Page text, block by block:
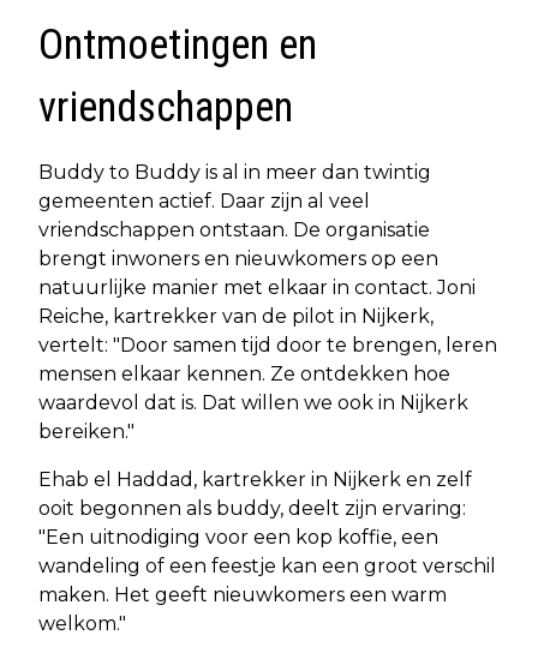
Ontmoetingen en
vriendschappen
Buddy to Buddy is al in meer dan twintig
gemeenten actief. Daar zijn al veel
vriendschappen ontstaan. De organisatie
brengt inwoners en nieuwkomers op een
natuurlijke manier met elkaar in contact. Joni
Reiche, kartrekker van de pilot in Nijkerk,
vertelt: "Door samen tijd door te brengen, leren
mensen elkaar kennen. Ze ontdekken hoe
waardevol dat is. Dat willen we ook in Nijkerk
bereiken."
Ehab el Haddad, kartrekker in Nijkerk en zelf
ooit begonnen als buddy, deelt zijn ervaring:
"Een uitnodiging voor een kop koffie, een
wandeling of een feestje kan een groot verschil
maken. Het geeft nieuwkomers een warm
welkom."